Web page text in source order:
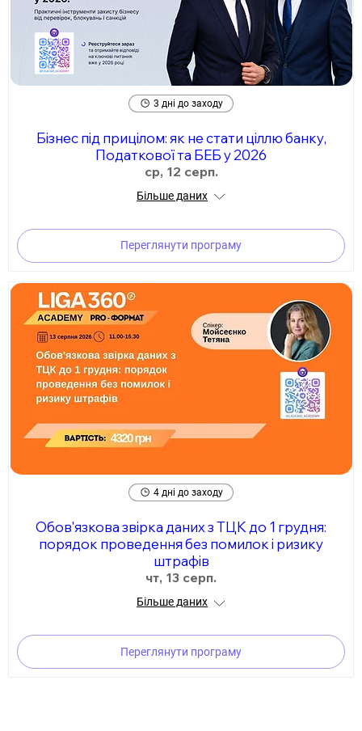
3 дні до заходу
Бізнес під прицілом: як не стати ціллю банку,
Податкової та БЕБ у 2026
ср, 12 серп.
Більше даних
Переглянути програму
4 дні до заходу
Обов'язкова звірка даних з ТЦК до 1 грудня:
порядок проведення без помилок і ризику
штрафів
чт, 13 серп.
Більше даних
Переглянути програму